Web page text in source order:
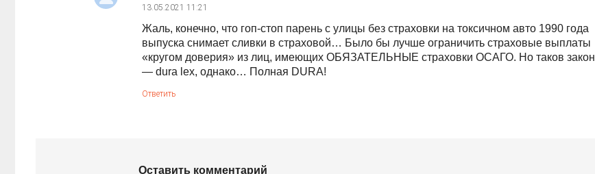
13.05.2021 11:21
Жаль, конечно, что гоп-стоп парень с улицы без страховки на токсичном авто 1990 года
выпуска снимает сливки в страховой… Было бы лучше ограничить страховые выплаты
«кругом доверия» из лиц, имеющих ОБЯЗАТЕЛЬНЫЕ страховки ОСАГО. Но таков закон
— dura lex, однако… Полная DURA!
Ответить
Оставить комментарий